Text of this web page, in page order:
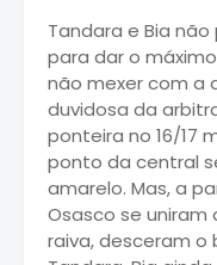
Tandara e Bia
para dar o
não mexer com a
duvidosa da
ponteira no 16/17
ponto da central
amarelo. Mas, a
Osasco se uniram
raiva, desceram